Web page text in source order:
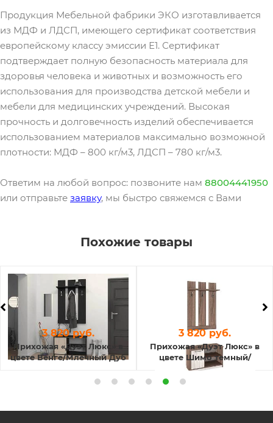
Продукция Мебельной фабрики ЭКО изготавливается
из МДФ и ЛДСП, имеющего сертификат соответствия
европейскому классу эмиссии Е1. Сертификат
подтверждает полную безопасность материала для
здоровья человека и животных и возможность его
использования для производства детской мебели и
мебели для медицинских учреждений. Высокая
прочность и долговечность изделий обеспечивается
использованием материалов максимально возможной
плотности: МДФ – 800 кг/м3, ЛДСП – 780 кг/м3.
Ответим на любой вопрос: позвоните нам 88004441950
или отправьте заявку, мы быстро свяжемся с Вами
Похожие товары
Прихожая «Дуэт Люкс» в
цвете Венге/Млечный Дуб
3 820 руб.
Прихожая «Дуэт Люкс» в
цвете Шимо темный/
светлый
3 820 руб.